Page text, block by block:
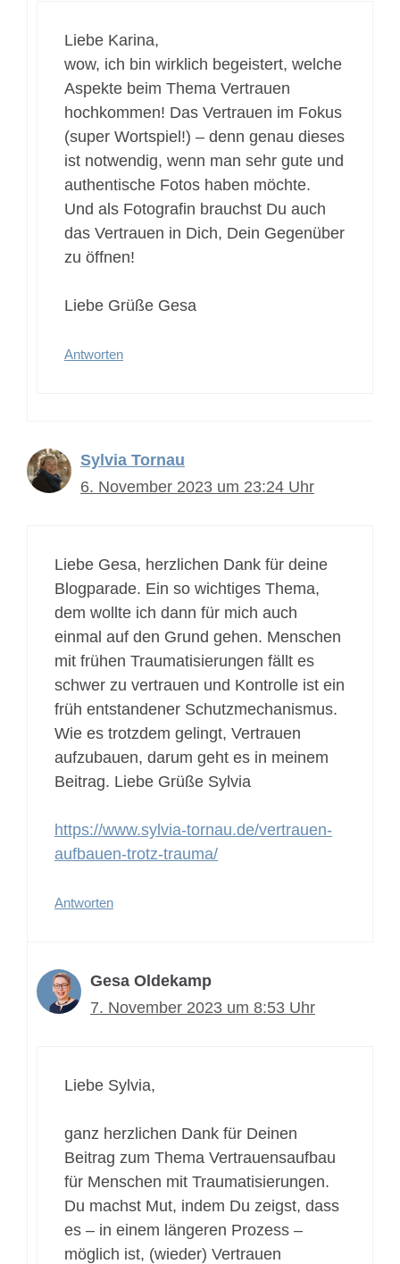
Liebe Karina,
wow, ich bin wirklich begeistert, welche
Aspekte beim Thema Vertrauen
hochkommen! Das Vertrauen im Fokus
(super Wortspiel!) – denn genau dieses
ist notwendig, wenn man sehr gute und
authentische Fotos haben möchte.
Und als Fotografin brauchst Du auch
das Vertrauen in Dich, Dein Gegenüber
zu öffnen!
Liebe Grüße Gesa
Antworten
Sylvia Tornau
6. November 2023 um 23:24 Uhr
Liebe Gesa, herzlichen Dank für deine
Blogparade. Ein so wichtiges Thema,
dem wollte ich dann für mich auch
einmal auf den Grund gehen. Menschen
mit frühen Traumatisierungen fällt es
schwer zu vertrauen und Kontrolle ist ein
früh entstandener Schutzmechanismus.
Wie es trotzdem gelingt, Vertrauen
aufzubauen, darum geht es in meinem
Beitrag. Liebe Grüße Sylvia
https://www.sylvia-tornau.de/vertrauen-
aufbauen-trotz-trauma/
Antworten
Gesa Oldekamp
7. November 2023 um 8:53 Uhr
Liebe Sylvia,
ganz herzlichen Dank für Deinen
Beitrag zum Thema Vertrauensaufbau
für Menschen mit Traumatisierungen.
Du machst Mut, indem Du zeigst, dass
es – in einem längeren Prozess –
möglich ist, (wieder) Vertrauen